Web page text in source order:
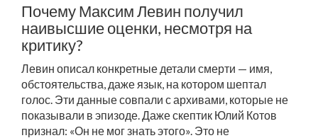
Почему Максим Левин получил
наивысшие оценки, несмотря на
критику?
Левин описал конкретные детали смерти — имя,
обстоятельства, даже язык, на котором шептал
голос. Эти данные совпали с архивами, которые не
показывали в эпизоде. Даже скептик Юлий Котов
признал: «Он не мог знать этого». Это не